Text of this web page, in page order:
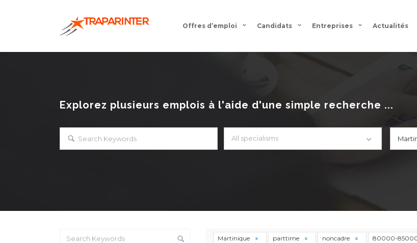
Offres d’emploi Candidats Entreprises Actualités
Explorez plusieurs emplois à l'aide d'une simple recherche ...
All specialisms
Martinique parttime noncadre 80000-